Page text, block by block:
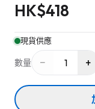
HK$418
現貨供應
數量 − 1 +